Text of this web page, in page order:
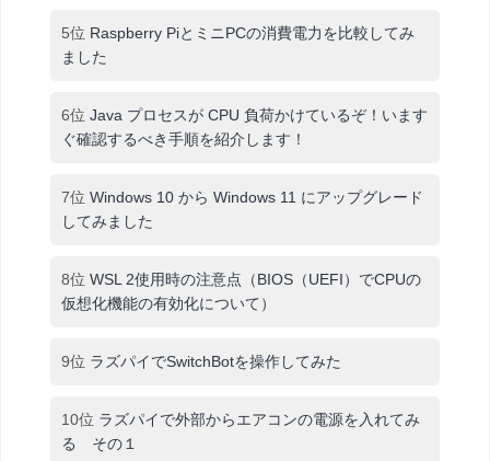
5位 Raspberry PiとミニPCの消費電力を比較してみ
ました
6位 Java プロセスが CPU 負荷かけているぞ！います
ぐ確認するべき手順を紹介します！
7位 Windows 10 から Windows 11 にアップグレード
してみました
8位 WSL 2使用時の注意点（BIOS（UEFI）でCPUの
仮想化機能の有効化について）
9位 ラズパイでSwitchBotを操作してみた
10位 ラズパイで外部からエアコンの電源を入れてみ
る その１